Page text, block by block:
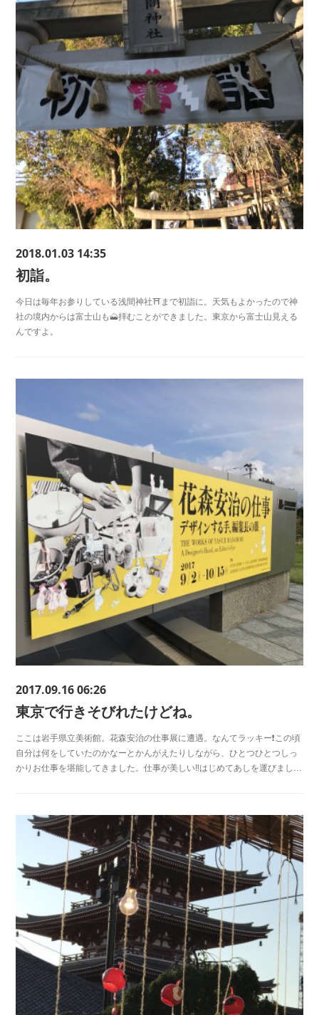
2018.01.03 14:35
初詣。
今日は毎年お参りしている浅間神社⛩まで初詣に。天気もよかったので神
社の境内からは富士山も🗻拝むことができました。東京から富士山見える
んですよ。
2017.09.16 06:26
東京で行きそびれたけどね。
ここは岩手県立美術館。花森安治の仕事展に遭遇。なんてラッキー❗️この頃
自分は何をしていたのかなーとかんがえたりしながら、ひとつひとつしっ
かりお仕事を堪能してきました。仕事が美しい‼️はじめてあしを運びまし…